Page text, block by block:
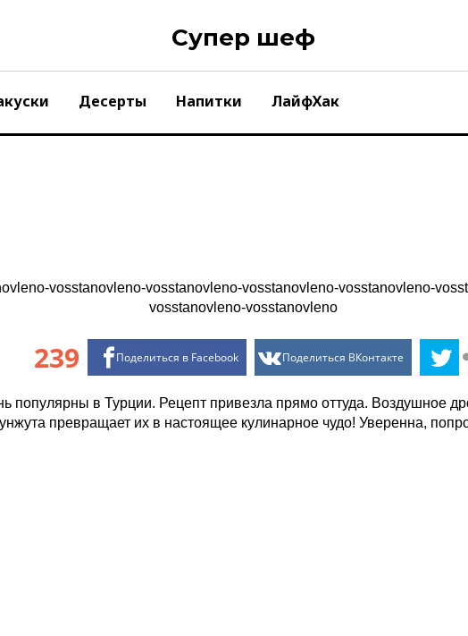
Супер шеф
Десерты Напитки ЛайфХак
239 Поделиться в Facebook Поделиться ВКонтакте
популярны в Турции. Рецепт привезла прямо оттуда. Воздушное
превращает их в настоящее кулинарное чудо! Уверенна,